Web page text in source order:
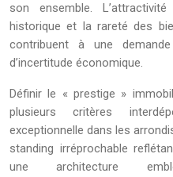
son ensemble.
historique et la rareté des
contribuent à une
d’incertitude économique.
Définir le « prestige »
plusieurs critères
exceptionnelle dans les
standing irréprochable
une architecture